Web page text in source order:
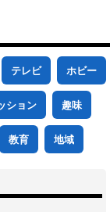
テレビ ホビー
ション 趣味
教育 地域